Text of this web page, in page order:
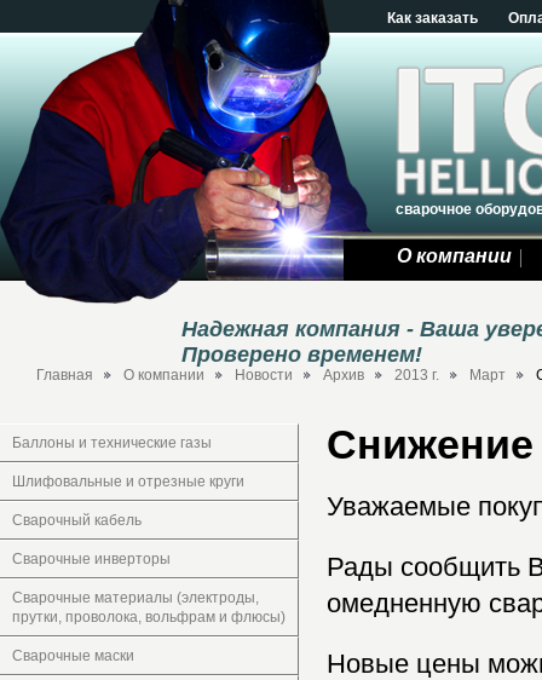
Как заказать
сварочное
О компании
Надежная компания - Ваша
Проверено временем!
Главная О компании Новости Архив 2013 г. Март
Баллоны и технические газы
Шлифовальные и отрезные круги
Сварочный кабель
Сварочные инверторы
Сварочные материалы (электроды,
прутки, проволока, вольфрам и флюсы)
Сварочные маски
Снижение
Уважаемые
Рады сообщить
омедненную
Новые цены